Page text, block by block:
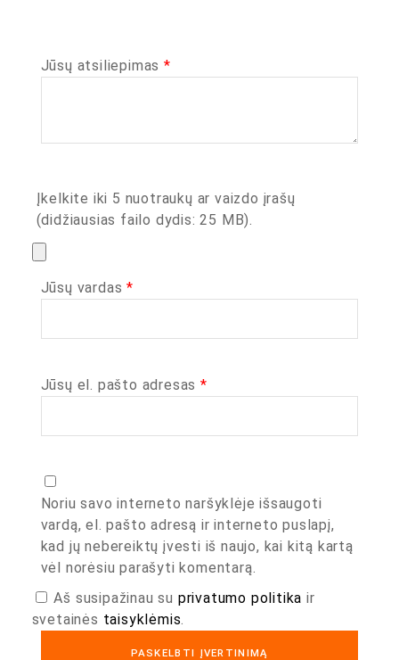
Jūsų atsiliepimas *
Įkelkite iki 5 nuotraukų ar vaizdo įrašų
(didžiausias failo dydis: 25 MB).
Jūsų vardas*
Jūsų el. pašto adresas *
Noriu savo interneto naršyklėje išsaugoti
vardą, el. pašto adresą ir interneto puslapį,
kad jų nebereiktų įvesti iš naujo, kai kitą kartą
vėl norėsiu parašyti komentarą.
Aš susipažinau su privatumo politika ir
svetainės taisyklėmis.